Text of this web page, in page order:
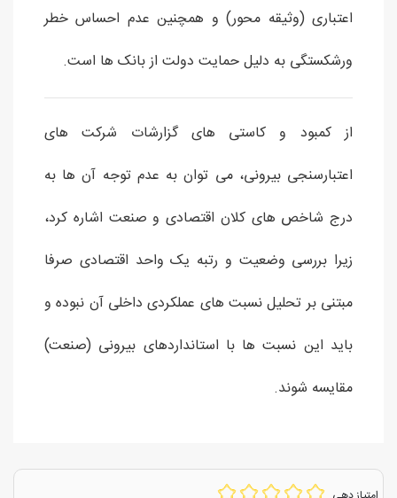
اعتباری (وثیقه محور) و همچنین عدم احساس خطر
ورشکستگی به دلیل حمایت دولت از بانک ها است.
از کمبود و کاستی های گزارشات شرکت های
اعتبارسنجی بیرونی، می توان به عدم توجه آن ها به
درج شاخص های کلان اقتصادی و صنعت اشاره کرد،
زیرا بررسی وضعیت و رتبه یک واحد اقتصادی صرفا
مبتنی بر تحلیل نسبت های عملکردی داخلی آن نبوده و
باید این نسبت ها با استانداردهای بیرونی (صنعت)
مقایسه شوند.